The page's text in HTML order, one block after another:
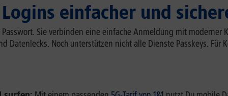
einfacher und
Sie verbinden eine einfache Anmeldung mit moderner
Datenlecks. Noch unterstützen nicht alle Dienste Passkeys.